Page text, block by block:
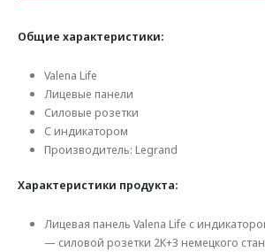
Общие характеристики:
Valena Life
Лицевые панели
Силовые розетки
С индикатором
Производитель: Legrand
Характеристики продукта:
Лицевая панель Valena Life с
— силовой розетки 2К+3 немецкого